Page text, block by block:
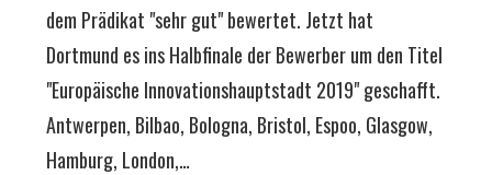
dem Prädikat "sehr gut" bewertet. Jetzt hat
Dortmund es ins Halbfinale der Bewerber um den Titel
"Europäische Innovationshauptstadt 2019" geschafft.
Antwerpen, Bilbao, Bologna, Bristol, Espoo, Glasgow,
Hamburg, London,…